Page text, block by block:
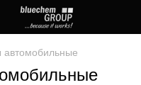
автомобильные